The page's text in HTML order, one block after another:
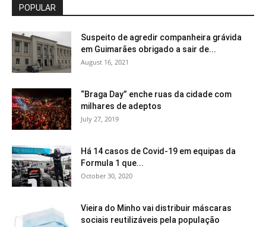
POPULAR
Suspeito de agredir companheira grávida
em Guimarães obrigado a sair de...
August 16, 2021
“Braga Day” enche ruas da cidade com
milhares de adeptos
July 27, 2019
Há 14 casos de Covid-19 em equipas da
Formula 1 que...
October 30, 2020
Vieira do Minho vai distribuir máscaras
sociais reutilizáveis pela população